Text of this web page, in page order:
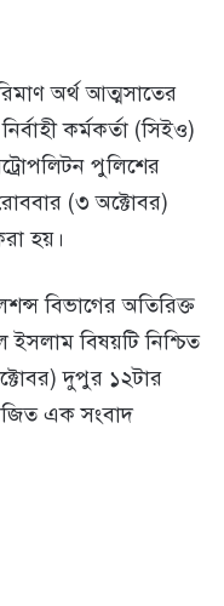
অর্থ আত্মসাতের
কর্মকর্তা (সিইও)
পুলিশের
(৩ অক্টোবর)
হয়।
বিভাগের অতিরিক্ত
বিষয়টি নিশ্চিত
দুপুর ১২টার
এক সংবাদ